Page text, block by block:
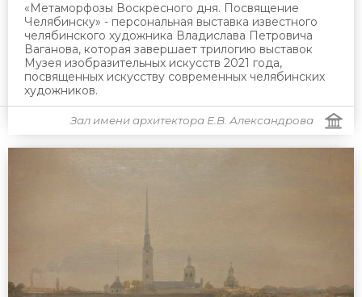
«Метаморфозы Воскресного дня. Посвящение
Челябинску» - персональная выставка известного
челябинского художника Владислава Петровича
Ваганова, которая завершает трилогию выставок
Музея изобразительных искусств 2021 года,
посвященных искусству современных челябинских
художников.
Зал имени архитектора Е.В. Александрова